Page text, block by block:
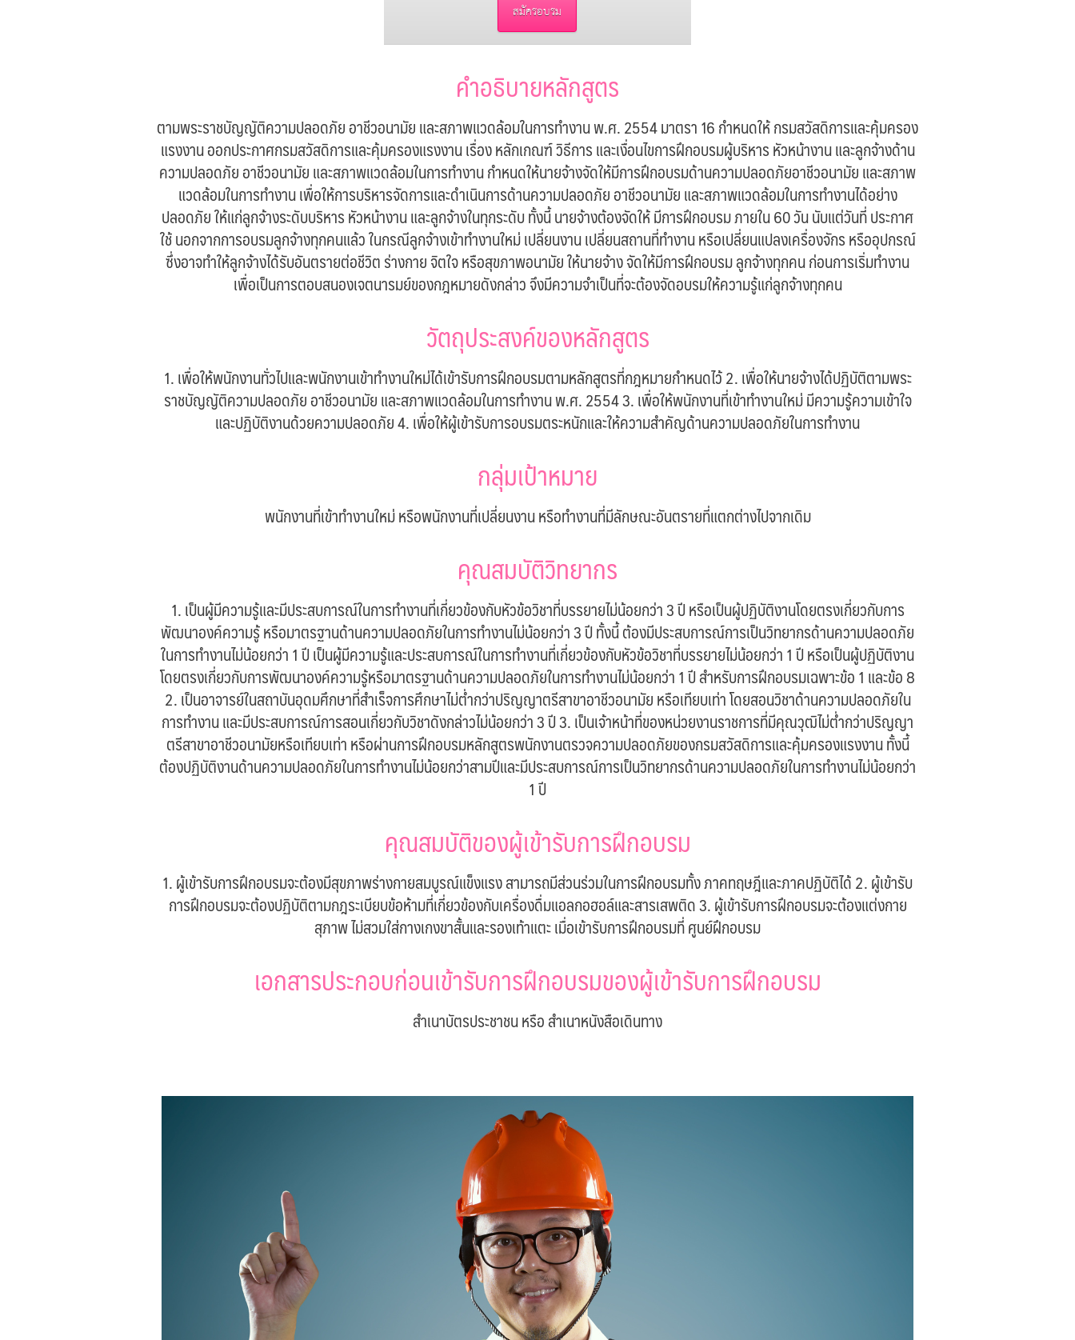
สมัครอบรม
คำอธิบายหลักสูตร
ตามพระราชบัญญัติความปลอดภัย อาชีวอนามัย และสภาพแวดล้อมในการทำงาน พ.ศ. 2554 มาตรา 16 กำหนดให้ กรมสวัสดิการและคุ้มครอง
แรงงาน ออกประกาศกรมสวัสดิการและคุ้มครองแรงงาน เรื่อง หลักเกณฑ์ วิธีการ และเงื่อนไขการฝึกอบรมผู้บริหาร หัวหน้างาน และลูกจ้างด้าน
ความปลอดภัย อาชีวอนามัย และสภาพแวดล้อมในการทำงาน กำหนดให้นายจ้างจัดให้มีการฝึกอบรมด้านความปลอดภัยอาชีวอนามัย และสภาพ
แวดล้อมในการทำงาน เพื่อให้การบริหารจัดการและดำเนินการด้านความปลอดภัย อาชีวอนามัย และสภาพแวดล้อมในการทำงานได้อย่าง
ปลอดภัย ให้แก่ลูกจ้างระดับบริหาร หัวหน้างาน และลูกจ้างในทุกระดับ ทั้งนี้ นายจ้างต้องจัดให้ มีการฝึกอบรม ภายใน 60 วัน นับแต่วันที่ ประกาศ
ใช้ นอกจากการอบรมลูกจ้างทุกคนแล้ว ในกรณีลูกจ้างเข้าทำงานใหม่ เปลี่ยนงาน เปลี่ยนสถานที่ทำงาน หรือเปลี่ยนแปลงเครื่องจักร หรืออุปกรณ์
ซึ่งอาจทำให้ลูกจ้างได้รับอันตรายต่อชีวิต ร่างกาย จิตใจ หรือสุขภาพอนามัย ให้นายจ้าง จัดให้มีการฝึกอบรม ลูกจ้างทุกคน ก่อนการเริ่มทำงาน
เพื่อเป็นการตอบสนองเจตนารมย์ของกฎหมายดังกล่าว จึงมีความจำเป็นที่จะต้องจัดอบรมให้ความรู้แก่ลูกจ้างทุกคน
วัตถุประสงค์ของหลักสูตร
1. เพื่อให้พนักงานทั่วไปและพนักงานเข้าทำงานใหม่ได้เข้ารับการฝึกอบรมตามหลักสูตรที่กฎหมายกำหนดไว้ 2. เพื่อให้นายจ้างได้ปฏิบัติตามพระ
ราชบัญญัติความปลอดภัย อาชีวอนามัย และสภาพแวดล้อมในการทำงาน พ.ศ. 2554 3. เพื่อให้พนักงานที่เข้าทำงานใหม่ มีความรู้ความเข้าใจ
และปฏิบัติงานด้วยความปลอดภัย 4. เพื่อให้ผู้เข้ารับการอบรมตระหนักและให้ความสำคัญด้านความปลอดภัยในการทำงาน
กลุ่มเป้าหมาย
พนักงานที่เข้าทำงานใหม่ หรือพนักงานที่เปลี่ยนงาน หรือทำงานที่มีลักษณะอันตรายที่แตกต่างไปจากเดิม
คุณสมบัติวิทยากร
1. เป็นผู้มีความรู้และมีประสบการณ์ในการทำงานที่เกี่ยวข้องกับหัวข้อวิชาที่บรรยายไม่น้อยกว่า 3 ปี หรือเป็นผู้ปฏิบัติงานโดยตรงเกี่ยวกับการ
พัฒนาองค์ความรู้ หรือมาตรฐานด้านความปลอดภัยในการทำงานไม่น้อยกว่า 3 ปี ทั้งนี้ ต้องมีประสบการณ์การเป็นวิทยากรด้านความปลอดภัย
ในการทำงานไม่น้อยกว่า 1 ปี เป็นผู้มีความรู้และประสบการณ์ในการทำงานที่เกี่ยวข้องกับหัวข้อวิชาที่บรรยายไม่น้อยกว่า 1 ปี หรือเป็นผู้ปฏิบัติงาน
โดยตรงเกี่ยวกับการพัฒนาองค์ความรู้หรือมาตรฐานด้านความปลอดภัยในการทำงานไม่น้อยกว่า 1 ปี สำหรับการฝึกอบรมเฉพาะข้อ 1 และข้อ 8
2. เป็นอาจารย์ในสถาบันอุดมศึกษาที่สำเร็จการศึกษาไม่ต่ำกว่าปริญญาตรีสาขาอาชีวอนามัย หรือเทียบเท่า โดยสอนวิชาด้านความปลอดภัยใน
การทำงาน และมีประสบการณ์การสอนเกี่ยวกับวิชาดังกล่าวไม่น้อยกว่า 3 ปี 3. เป็นเจ้าหน้าที่ของหน่วยงานราชการที่มีคุณวุฒิไม่ต่ำกว่าปริญญา
ตรีสาขาอาชีวอนามัยหรือเทียบเท่า หรือผ่านการฝึกอบรมหลักสูตรพนักงานตรวจความปลอดภัยของกรมสวัสดิการและคุ้มครองแรงงาน ทั้งนี้
ต้องปฏิบัติงานด้านความปลอดภัยในการทำงานไม่น้อยกว่าสามปีและมีประสบการณ์การเป็นวิทยากรด้านความปลอดภัยในการทำงานไม่น้อยกว่า
1 ปี
คุณสมบัติของผู้เข้ารับการฝึกอบรม
1. ผู้เข้ารับการฝึกอบรมจะต้องมีสุขภาพร่างกายสมบูรณ์แข็งแรง สามารถมีส่วนร่วมในการฝึกอบรมทั้ง ภาคทฤษฎีและภาคปฏิบัติได้ 2. ผู้เข้ารับ
การฝึกอบรมจะต้องปฏิบัติตามกฎระเบียบข้อห้ามที่เกี่ยวข้องกับเครื่องดื่มแอลกอฮอล์และสารเสพติด 3. ผู้เข้ารับการฝึกอบรมจะต้องแต่งกาย
สุภาพ ไม่สวมใส่กางเกงขาสั้นและรองเท้าแตะ เมื่อเข้ารับการฝึกอบรมที่ ศูนย์ฝึกอบรม
เอกสารประกอบก่อนเข้ารับการฝึกอบรมของผู้เข้ารับการฝึกอบรม
สำเนาบัตรประชาชน หรือ สำเนาหนังสือเดินทาง